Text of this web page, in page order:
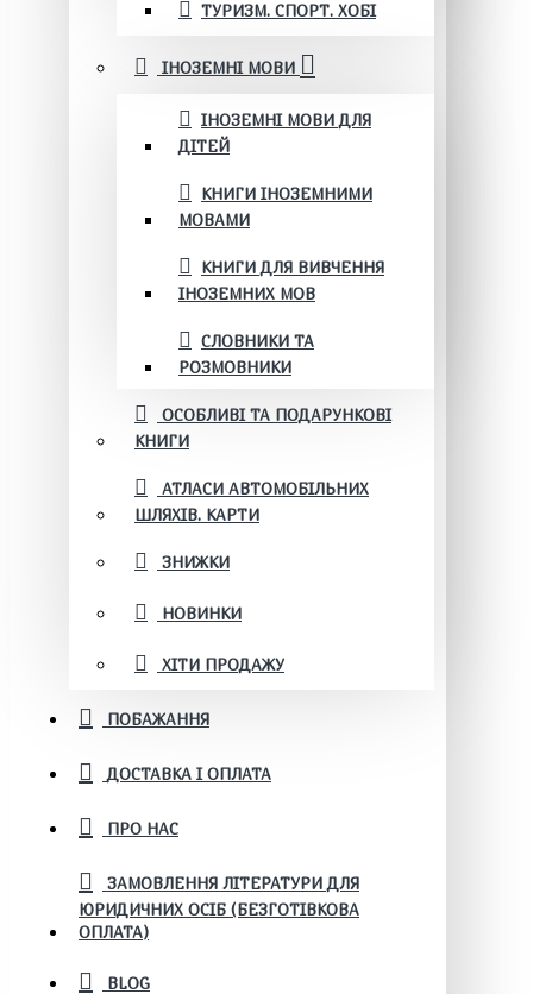
ТУРИЗМ. СПОРТ. ХОБІ
ІНОЗЕМНІ МОВИ
ІНОЗЕМНІ МОВИ ДЛЯ
ДІТЕЙ
КНИГИ ІНОЗЕМНИМИ
МОВАМИ
КНИГИ ДЛЯ ВИВЧЕННЯ
ІНОЗЕМНИХ МОВ
СЛОВНИКИ ТА
РОЗМОВНИКИ
ОСОБЛИВІ ТА ПОДАРУНКОВІ
КНИГИ
АТЛАСИ АВТОМОБІЛЬНИХ
ШЛЯХІВ. КАРТИ
ЗНИЖКИ
НОВИНКИ
ХІТИ ПРОДАЖУ
ПОБАЖАННЯ
ДОСТАВКА І ОПЛАТА
ПРО НАС
ЗАМОВЛЕННЯ ЛІТЕРАТУРИ ДЛЯ
ЮРИДИЧНИХ ОСІБ (БЕЗГОТІВКОВА
ОПЛАТА)
BLOG